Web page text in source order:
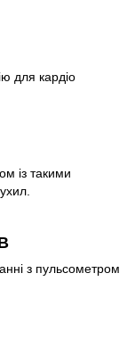
для кардіо
із такими
з пульсометром